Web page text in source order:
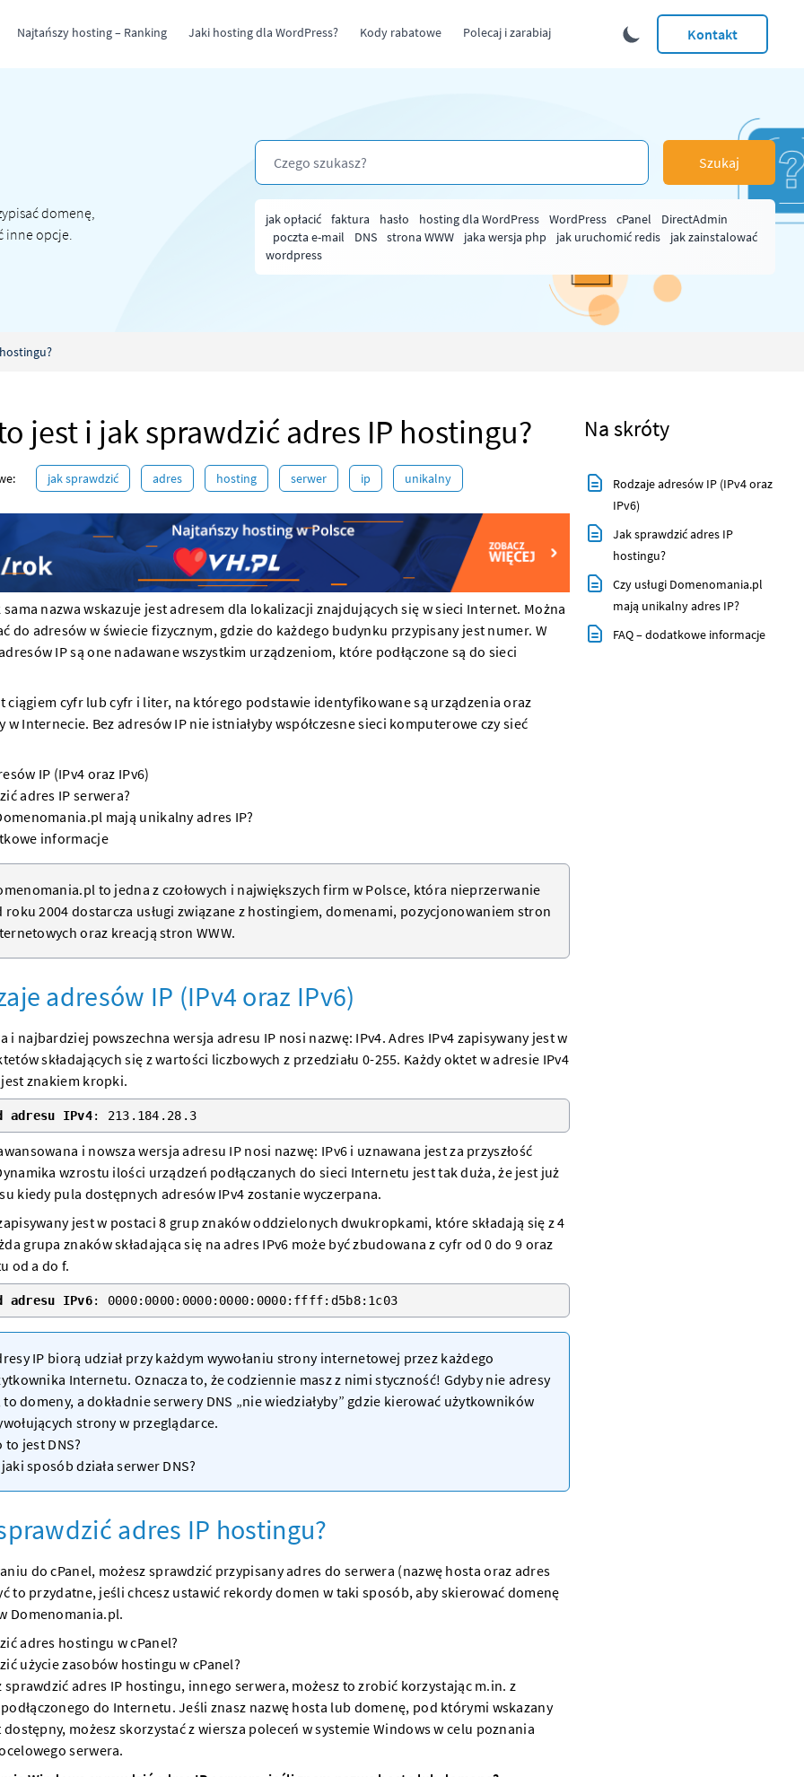
Najtańszy hosting – Ranking Jaki hosting dla WordPress? Kody rabatowe Polecaj i zarabiaj Kontakt
domenę,
inne opcje.
Szukaj
jak opłacić faktura hasło hosting dla WordPress WordPress cPanel
DirectAdmin
poczta e-mail
DNS strona WWW jaka wersja php jak uruchomić redis
jak zainstalować
wordpress
jest i jak sprawdzić adres IP hostingu?
jak sprawdzić adres hosting serwer ip unikalny
sama nazwa wskazuje jest adresem dla lokalizacji znajdujących się w sieci Internet. Można
do adresów w świecie fizycznym, gdzie do każdego budynku przypisany jest numer. W
IP są one nadawane wszystkim urządzeniom, które podłączone są do sieci
ciągiem cyfr lub cyfr i liter, na którego podstawie identyfikowane są urządzenia oraz
w Internecie. Bez adresów IP nie istniałyby współczesne sieci komputerowe czy sieć
IP (IPv4 oraz IPv6)
adres IP serwera?
mają unikalny adres IP?
informacje
to jedna z czołowych i największych firm w Polsce, która nieprzerwanie
roku 2004 dostarcza usługi związane z hostingiem, domenami, pozycjonowaniem stron
oraz kreacjąstron WWW.
adresów IP (IPv4 oraz IPv6)
i najbardziej powszechna wersja adresu IP nosi nazwę: IPv4. Adres IPv4 zapisywany jest w
składających się z wartości liczbowych z przedziału 0-255. Każdy oktet w adresie IPv4
znakiem kropki.
adresu IPv4: 213.184.28.3
i nowsza wersja adresu IP nosi nazwę: IPv6 i uznawana jest za przyszłość
wzrostu ilości urządzeń podłączanych do sieci Internetu jest tak duża, że jest już
kiedy pula dostępnych adresów IPv4 zostanie wyczerpana.
jest w postaci 8 grup znaków oddzielonych dwukropkami, które składają się z 4
grupa znaków składająca się na adres IPv6 może być zbudowana z cyfr od 0 do 9 oraz
od a do f.
adresu IPv6: 0000:0000:0000:0000:0000:ffff:d5b8:1c03
IP biorą udział przy każdym wywołaniu strony internetowej przez każdego
Internetu. Oznacza to, że codziennie masz z nimi styczność! Gdyby nie adresy
todomeny, a dokładnieserweryDNS „nie wiedziałyby” gdzie kierować użytkowników
stronyw przeglądarce.
to jest DNS?
sposób działa serwer DNS?
adres IP hostingu?
do cPanel, możesz sprawdzić przypisany adres do serwera (nazwę hosta oraz adres
to przydatne, jeśli chcesz ustawić rekordydomen w taki sposób, aby skierować domenę
Domenomania.pl.
adres hostingu w cPanel?
użycie zasobów hostingu w cPanel?
sprawdzić adres IP hostingu, innego serwera, możesz to zrobić korzystając m.in. z
do Internetu. Jeśli znasz nazwę hosta lub domenę, pod którymi wskazany
możesz skorzystać z wiersza poleceń w systemie Windows w celu poznania
serwera.
Na skróty
Rodzaje adresów IP (IPv4 oraz
IPv6)
Jak sprawdzić adres IP
hostingu?
Czy usługi Domenomania.pl
mają unikalny adres IP?
FAQ – dodatkowe informacje